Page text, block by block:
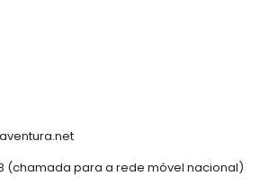
(chamada para a rede móvel nacional)